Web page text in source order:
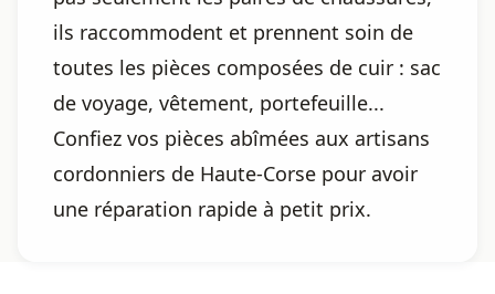
ils raccommodent et prennent soin de
toutes les pièces composées de cuir : sac
de voyage, vêtement, portefeuille...
Confiez vos pièces abîmées aux artisans
cordonniers de Haute-Corse pour avoir
une réparation rapide à petit prix.